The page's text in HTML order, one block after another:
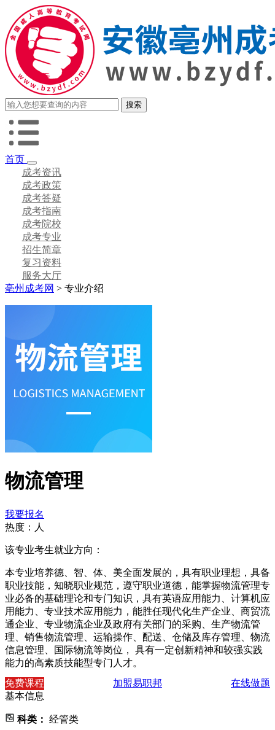
首页
成考资讯
成考政策
成考答疑
成考指南
成考院校
成考专业
招生简章
复习资料
服务大厅
亳州成考网 > 专业介绍
物流管理
我要报名
热度： 人
该专业考生就业方向：
本专业培养德、智、体、美全面发展的，具有职业理想，具备
职业技能，知晓职业规范，遵守职业道德，能掌握物流管理专
业必备的基础理论和专门知识，具有英语应用能力、计算机应
用能力、专业技术应用能力，能胜任现代化生产企业、商贸流
通企业、专业物流企业及政府有关部门的采购、生产物流管
理、销售物流管理、运输操作、配送、仓储及库存管理、物流
信息管理、国际物流等岗位， 具有一定创新精神和较强实践
能力的高素质技能型专门人才。
免费课程
加盟易职邦
在线做题
基本信息
科类： 经管类